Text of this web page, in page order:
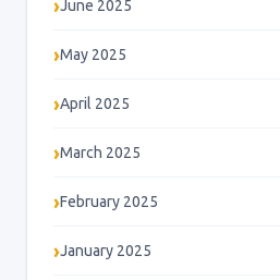
June 2025
May 2025
April 2025
March 2025
February 2025
January 2025